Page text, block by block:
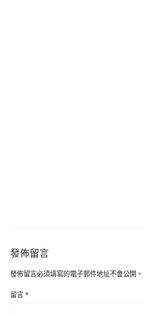
發佈留言
發佈留言必須填寫的電子郵件地址不會公開。
留言*